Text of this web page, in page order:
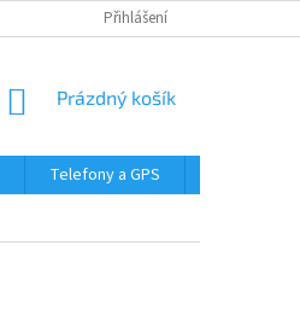
Přihlášení
NÁKUPNÍ
Prázdný košík
Telefony a GPS